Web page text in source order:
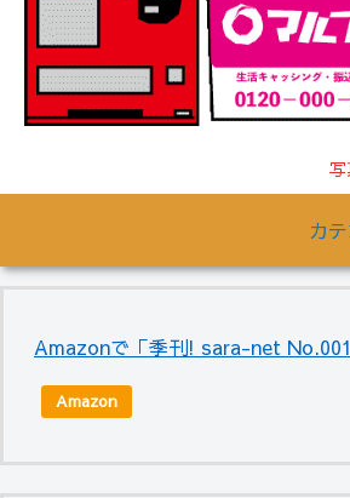
カ
Amazonで「季刊! sara-net
Amazon